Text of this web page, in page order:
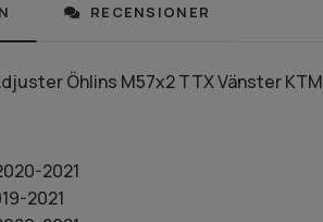
RECENSIONER
Öhlins M57x2 TTX Vänster KTM
2021
2021